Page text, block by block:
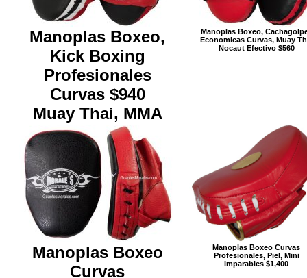
Manoplas Boxeo,
Kick Boxing
Profesionales
Curvas $940
Muay Thai, MMA
Manoplas Boxeo,
Economicas Curvas, Muay
Nocaut Efectivo $560
Manoplas Boxeo
Curvas
Manoplas Boxeo Curvas
Profesionales, Piel, Mini
Imparables $1,400